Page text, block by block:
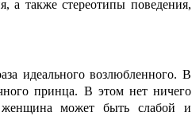
а также стереотипы поведения,
идеального возлюбленного. В
принца. В этом нет ничего
может быть слабой и